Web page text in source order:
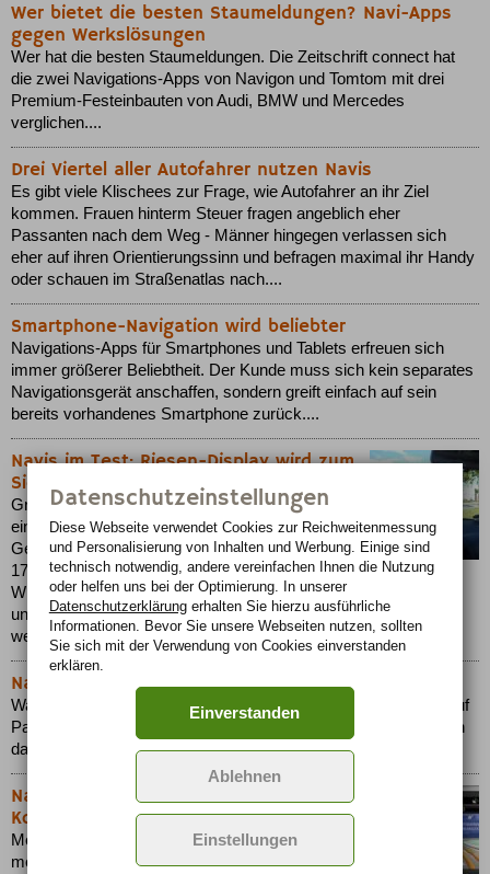
Wer bietet die besten Staumeldungen? Navi-Apps
gegen Werkslösungen
Wer hat die besten Staumeldungen. Die Zeitschrift connect hat
die zwei Navigations-Apps von Navigon und Tomtom mit drei
Premium-Festeinbauten von Audi, BMW und Mercedes
verglichen....
Drei Viertel aller Autofahrer nutzen Navis
Es gibt viele Klischees zur Frage, wie Autofahrer an ihr Ziel
kommen. Frauen hinterm Steuer fragen angeblich eher
Passanten nach dem Weg - Männer hingegen verlassen sich
eher auf ihren Orientierungssinn und befragen maximal ihr Handy
oder schauen im Straßenatlas nach....
Smartphone-Navigation wird beliebter
Navigations-Apps für Smartphones und Tablets erfreuen sich
immer größerer Beliebtheit. Der Kunde muss sich kein separates
Navigationsgerät anschaffen, sondern greift einfach auf sein
bereits vorhandenes Smartphone zurück....
Navis im Test: Riesen-Display wird zum
Sicherheitsrisiko
Große Bildschirme bei Navigationsgeräten sind
eine Gefahr für die Verkehrssicherheit. Ist ein
Gerät mit einer Bildschirmdiagonale von mehr als
17 Zentimetern ungünstig an der
Windschutzscheibe angebracht, können Fußgänger, Motorrad-
und Fahrradfahrer vom Autolenker nicht rechtzeitig gesehen
werden, sie verschwinden quasi hinter dem Bildschirm....
Navigation für Radler und Wanderer
Wanderer und Fahrradfahrer hantieren meist noch mit Karten auf
Papier. Spezielle Outdoor-Navis und Smartphone-Apps könnten
das ändern....
Navigon select Telekom Edition:
Kostenlos für Android-Smartphones
Mobile Navigation zum Nulltarif gibt es bei
mobilcom-debitel jetzt auch für alle Android-
Datenschutzeinstellungen
Diese Webseite verwendet Cookies zur Reichweiten­messung
und Personalisierung von Inhalten und Werbung. Einige sind
technisch notwendig, andere vereinfachen Ihnen die Nutzung
oder helfen uns bei der Optimierung. In unserer
Datenschutzerklärungerhalten Sie hierzu ausführliche
Informationen. Bevor Sie unsere Webseiten nutzen, sollten
Sie sich mit der Verwendung von Cookies einverstanden
erklären.
Einverstanden
Ablehnen
Einstellungen